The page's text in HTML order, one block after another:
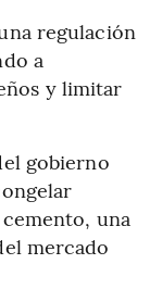
regulación
a
y limitar
gobierno
una
mercado